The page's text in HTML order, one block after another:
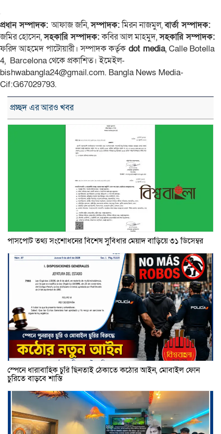
প্রধান সম্পাদক:আফাজ জনি,সম্পাদক:মিরন নাজমুল,বার্তা সম্পাদক:
জমির হোসেন,সহকারি সম্পাদক:কবির আল মাহমুদ,সহকারি সম্পাদক:
ফরিদ আহমেদ পাটোয়ারী। সম্পাদক কর্তৃক dot media, Calle Botella
4, Barcelona থেকে প্রকাশিত। ইমেইল-
bishwabangla24@gmail.com. Bangla News Media-
Cif:G67029793.
প্রচ্ছদ এর আরও খবর
পাসপোর্ট তথ্য সংশোধনের বিশেষ সুবিধার মেয়াদ বাড়িয়ে ৩১ ডিসেম্বর
স্পেনে ধারাবাহিক চুরি ছিনতাই ঠেকাতে কঠোর আইন, মোবাইল ফোন
চুরিতে বাড়বে শাস্তি